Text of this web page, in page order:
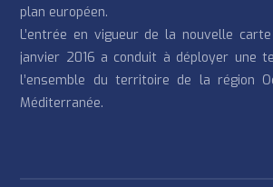
plan européen.
L’entrée en vigueur de la nouvelle
janvier 2016 a conduit à déployer une
l’ensemble du territoire de la région
Méditerranée.